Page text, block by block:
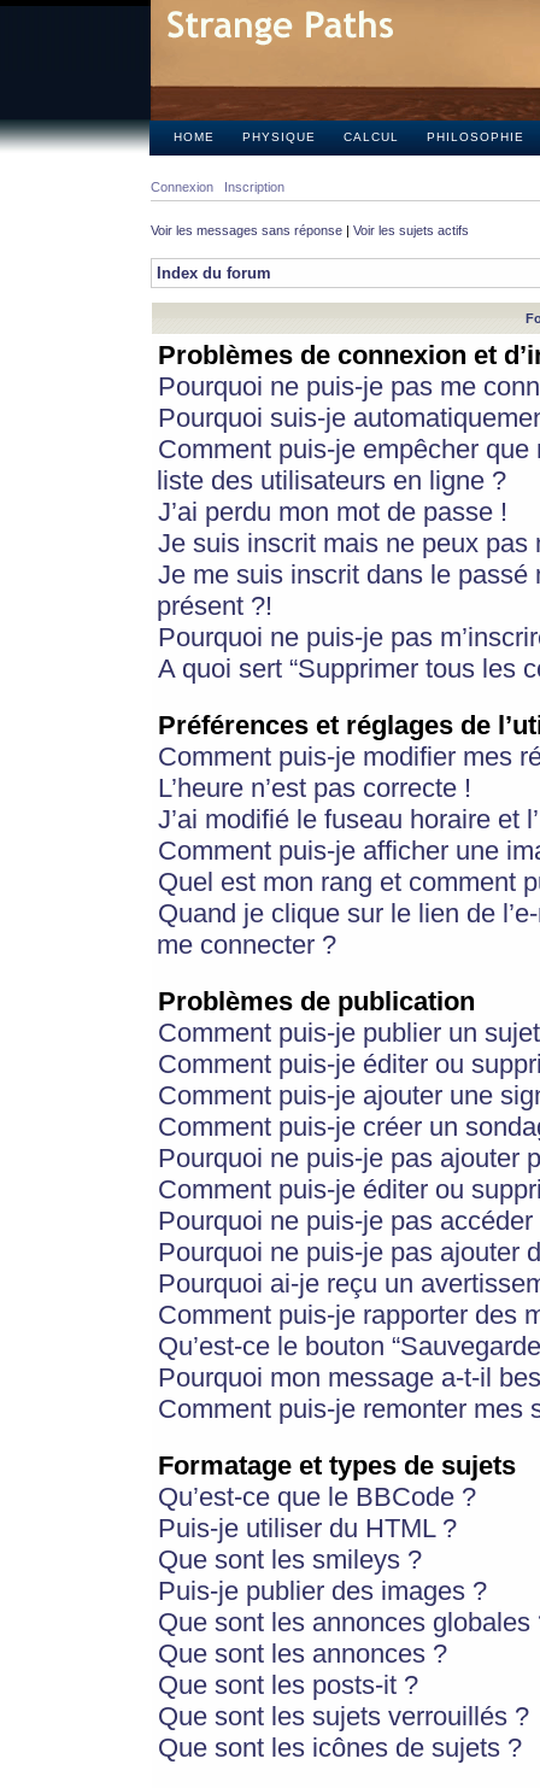
HOME PHYSIQUE CALCUL PHILOSOPHIE
Connexion Inscription
Voir les messages sans réponse | Voir les sujets actifs
Index du forum
Problèmes de connexion et
Pourquoi ne puis-je pas me
Pourquoi suis-je
Comment puis-je empêcher
liste des utilisateurs en ligne ?
J’ai perdu mon mot de passe !
Je suis inscrit mais ne peux pas
Je me suis inscrit dans le
présent ?!
Pourquoi ne puis-je pas
A quoi sert “Supprimer tous les
Préférences et réglages de
Comment puis-je modifier mes
L’heure n’est pas correcte !
J’ai modifié le fuseau horaire et
Comment puis-je afficher une
Quel est mon rang et comment
Quand je clique sur le lien de
me connecter ?
Problèmes de publication
Comment puis-je publier un
Comment puis-je éditer ou
Comment puis-je ajouter une
Comment puis-je créer un
Pourquoi ne puis-je pas ajouter
Comment puis-je éditer ou
Pourquoi ne puis-je pas
Pourquoi ne puis-je pas ajouter
Pourquoi ai-je reçu un
Comment puis-je rapporter des
Qu’est-ce le bouton
Pourquoi mon message a-t-il
Comment puis-je remonter mes
Formatage et types de sujets
Qu’est-ce que le BBCode ?
Puis-je utiliser du HTML ?
Que sont les smileys ?
Puis-je publier des images ?
Que sont les annonces globales
Que sont les annonces ?
Que sont les posts-it ?
Que sont les sujets verrouillés ?
Que sont les icônes de sujets ?